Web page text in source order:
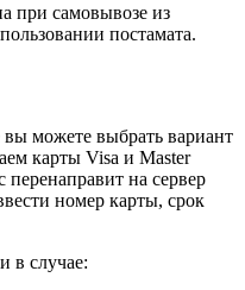
при самовывозе из
постамата.
можете выбрать вариант
карты Visa и Master
перенаправит на сервер
номер карты, срок
в случае: